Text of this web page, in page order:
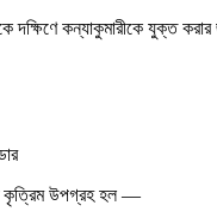
দক্ষিণে কন্যাকুমারীকে যুক্ত
কৃত্রিম উপগ্রহ হল —